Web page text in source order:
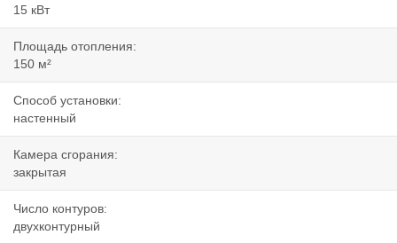
15 кВт
Площадь отопления:
150 м²
Способ установки:
настенный
Камера сгорания:
закрытая
Число контуров:
двухконтурный